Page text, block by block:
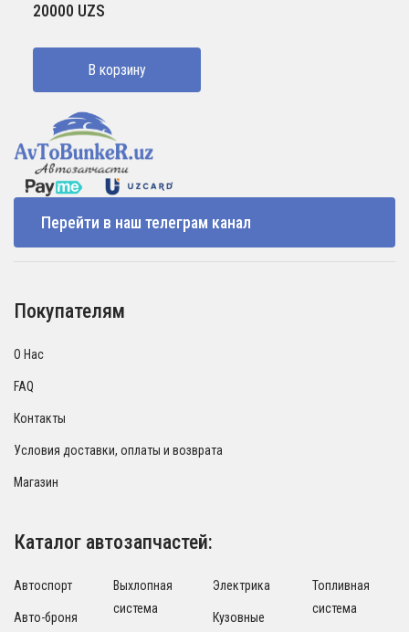
20000 UZS
В корзину
Перейти в наш телеграм канал
Покупателям
О Нас
FAQ
Контакты
Условия доставки, оплаты и возврата
Магазин
Каталог автозапчастей:
Автоспорт
Авто-броня
Выхлопная
система
Электрика
Кузовные
Топливная
система